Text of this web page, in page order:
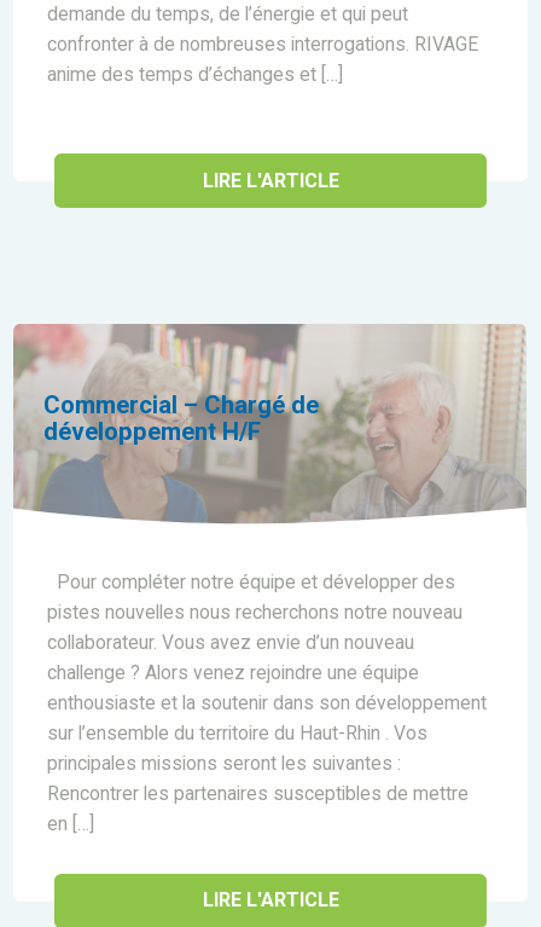
demande du temps, de l’énergie et qui peut
confronter à de nombreuses interrogations. RIVAGE
anime des temps d’échanges et […]
LIRE L'ARTICLE
Commercial – Chargé de
développement H/F
Pour compléter notre équipe et développer des
pistes nouvelles nous recherchons notre nouveau
collaborateur. Vous avez envie d’un nouveau
challenge ? Alors venez rejoindre une équipe
enthousiaste et la soutenir dans son développement
sur l’ensemble du territoire du Haut-Rhin . Vos
principales missions seront les suivantes :
Rencontrer les partenaires susceptibles de mettre
en […]
LIRE L'ARTICLE